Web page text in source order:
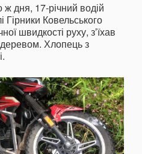
дня, 17-річний водій
Гірники Ковельського
швидкості руху, зʼїхав
деревом. Хлопець з